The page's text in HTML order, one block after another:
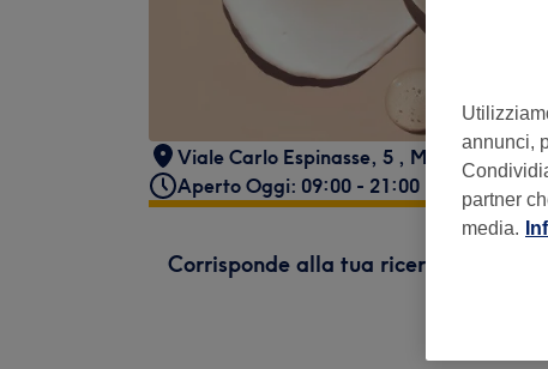
Viale Carlo Espinasse, 5 , Milano, 20156
Aperto Oggi: 09:00 - 21:00
Corrisponde alla tua ricerca
annunci,
partner
media.